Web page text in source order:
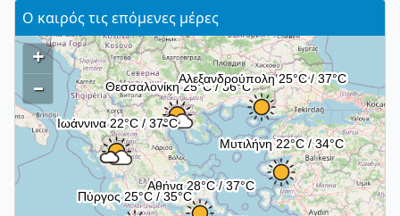
Ο καιρός τις επόμενες μέρες
+
–